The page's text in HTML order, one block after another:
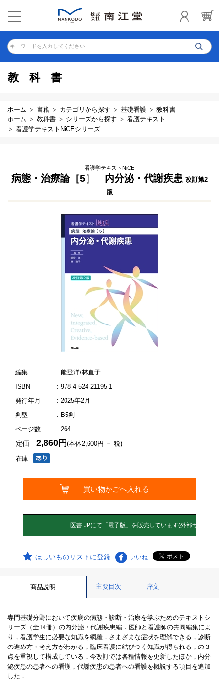
キーワードを入力してください
教科書
ホーム 書籍 カテゴリから探す 基礎看護
教科書
ホーム
教科書 シリーズから探す
看護テキスト
看護学テキストNiCEシリーズ
看護学テキストNiCE
病態・治療論［5］ 内分泌・代謝疾患 改訂第2
版
編集
: 能登洋/林直子
ISBN
: 978-4-524-21195-1
発行年月
: 2025年2月
判型
: B5判
ページ数
: 264
在庫
定価2,860円(本体2,600円 ＋ 税)
ほしいものリストに登録 いいね
商品説明 主要目次 序文
専門基礎分野において疾病の病態・診断・治療を学ぶためのテキストシ
リーズ（全14冊）の内分泌・代謝疾患編．医師と看護師の共同編集によ
り，看護学生に必要な知識を網羅．さまざまな症状を理解できる，診断
の進め方・考え方がわかる，臨床看護に結びつく知識が得られる，の３
点を重視して構成している．今改訂では各種情報を更新したほか，内分
泌疾患の患者への看護，代謝疾患の患者への看護を概説する項目を追加
した．